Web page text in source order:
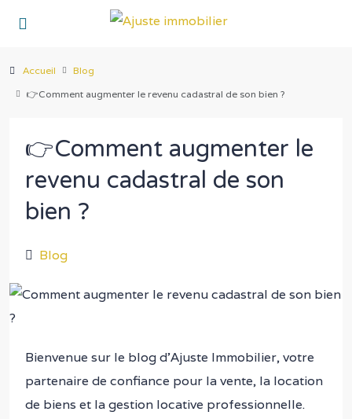
Accueil
Blog
👉Comment augmenter le revenu cadastral de son bien ?
👉Comment augmenter le
revenu cadastral de son
bien ?
Blog
Bienvenue sur le blog d’Ajuste Immobilier, votre
partenaire de confiance pour la vente, la location
de biens et la gestion locative professionnelle.